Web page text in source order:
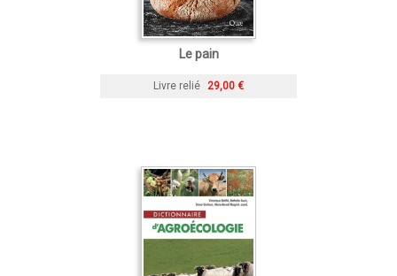
Le pain
Livre relié 29,00 €